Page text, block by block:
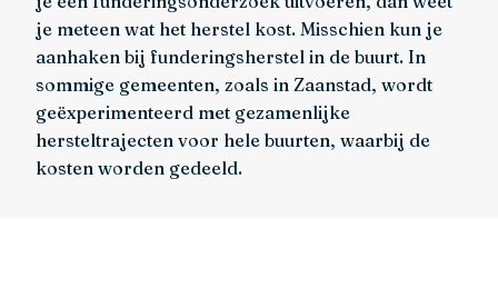
je meteen wat het herstel kost. Misschien kun je
aanhaken bij funderingsherstel in de buurt. In
sommige gemeenten, zoals in Zaanstad, wordt
geëxperimenteerd met gezamenlijke
hersteltrajecten voor hele buurten, waarbij de
kosten worden gedeeld.